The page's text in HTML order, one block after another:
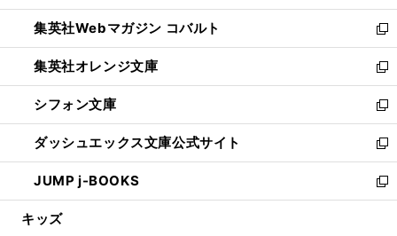
開
く
ウ
で
開
く
ン
ド
ウ
で
開
く
ウ
ィ
ン
ド
ウ
で
開
く
集英社Webマガジン コバルト
新
し
い
ウ
ィ
ン
ド
ウ
で
開
集英社オレンジ文庫
新
し
い
ウ
ィ
ン
ド
ウ
シフォン文庫
新
し
い
ウ
ィ
ン
ダッシュエックス文庫公式サイト
新
し
い
ウ
JUMP j-BOOKS
新
し
キッズ